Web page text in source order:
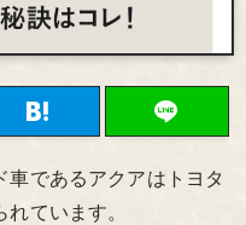
車であるアクアはトヨタ
ています。